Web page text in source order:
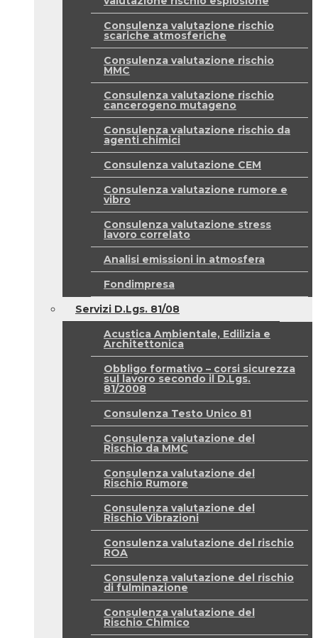
Consulenza valutazione rischio
scariche atmosferiche
Consulenza valutazione rischio
MMC
Consulenza valutazione rischio
cancerogeno mutageno
Consulenza valutazione rischio da
agenti chimici
Consulenza valutazione CEM
Consulenza valutazione rumore e
vibro
Consulenza valutazione stress
lavoro correlato
Analisi emissioni in atmosfera
Fondimpresa
Servizi D.Lgs. 81/08
Acustica Ambientale, Edilizia e
Architettonica
Obbligo formativo – corsi sicurezza
sul lavoro secondo il D.Lgs.
81/2008
Consulenza Testo Unico 81
Consulenza valutazione del
Rischio da MMC
Consulenza valutazione del
Rischio Rumore
Consulenza valutazione del
Rischio Vibrazioni
Consulenza valutazione del rischio
ROA
Consulenza valutazione del rischio
di fulminazione
Consulenza valutazione del
Rischio Chimico